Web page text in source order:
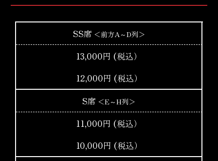
SS席 ＜前方A～D列＞
13,000円 (税込）
12,000円 (税込）
S席 ＜E～H列＞
11,000円 (税込）
10,000円 (税込）